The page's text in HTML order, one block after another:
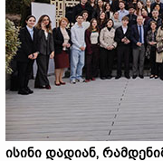
ისინი დადიან,